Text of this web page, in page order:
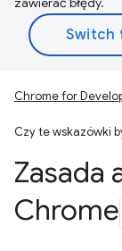
Chrome for
Czy te wskazówki
Zasada
Chrome